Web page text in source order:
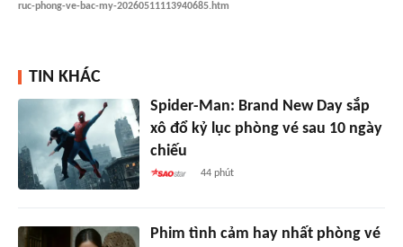
ruc-phong-ve-bac-my-20260511113940685.htm
TIN KHÁC
Spider-Man: Brand New Day sắp
xô đổ kỷ lục phòng vé sau 10 ngày
chiếu
44 phút
Phim tình cảm hay nhất phòng vé